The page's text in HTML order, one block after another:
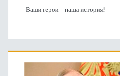
Ваши герои – наша история!